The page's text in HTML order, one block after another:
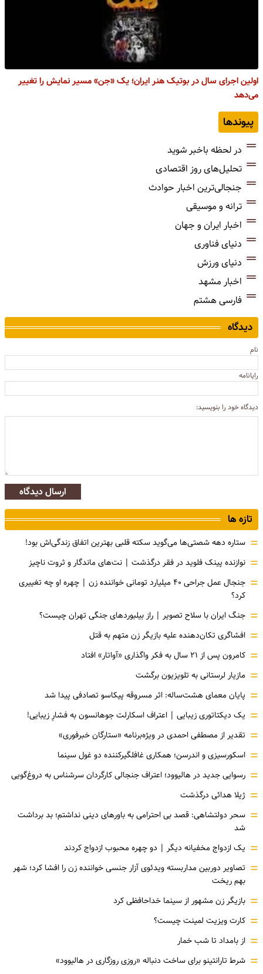
اولین اجرای سال در بوتیک هنر ایران؛ یک «جن» مسیر نمایش را تغییر
می‌دهد
پیوندها
در لحظه باخبر شوید
تحلیل‌های روز اقتصادی
جنجالی‌ترین اخبار حوادث
ترانه و موسیقی
اخبار ایران و جهان
دنیای فناوری
دنیای ورزش
اخبار مشهد
فارسی هشتم
دیدگاه
نام
رایانامه
دیدگاه خود را بنویسید:
ارسال دیدگاه
تازه ها
= ستاره دهه شصتی‌ها می‌گوید سکته قلبی بهترین اتفاق زندگی‌اش بود!
= نوازنده پینک فلوید در فقر درگذشت | نت‌های ماندگار و ثروت ناچیز
=
جنجال عمل جراحی ۴۰ میلیارد تومانی خواننده زن | چهره او چه تغییری
کرد؟
= جنگ ایران با سلاح تصویر | راز بیلبوردهای جنگی تهران چیست؟
= افشاگری‌ تکان‌دهنده علیه بازیگر زن متهم به قتل
= کامرون پس از ۲۱ سال به فکر واگذاری «آواتار» افتاد
= مازیار لرستانی به تلویزیون برگشت
= پایان معمای هشت‌ساله: اثر مسروقه پیکاسو تصادفی پیدا شد
= یک دیکتاتوری زیبایی | اعتراف اسکارلت جوهانسون به فشارِ زیبایی!
= تقدیر از مصطفی احمدی در ویژه‌برنامه «ستارگان خبرفوری»
= اسکورسیزی و اندرسن؛ همکاری غافلگیرکننده دو غول سینما
= رسوایی جدید در هالیوود؛ اعتراف جنجالی کارگردان سرشناس به دروغ‌گویی
= ژیلا هدائی درگذشت
= سحر دولتشاهی: قصد بی احترامی به باورهای دینی نداشتم؛ بد برداشت
شد
= یک ازدواج مخفیانه دیگر | دو چهره محبوب ازدواج کردند
= تصاویر دوربین مداربسته ویدئوی آزار جنسی خواننده زن را افشا کرد؛ شهر
بهم ریخت
= بازیگر زن مشهور از سینما خداحافظی کرد
= کارت ویزیت لمینت چیست؟
= از بامداد تا شب خمار
= شرط تارانتینو برای ساخت دنباله «روزی روزگاری در هالیوود»